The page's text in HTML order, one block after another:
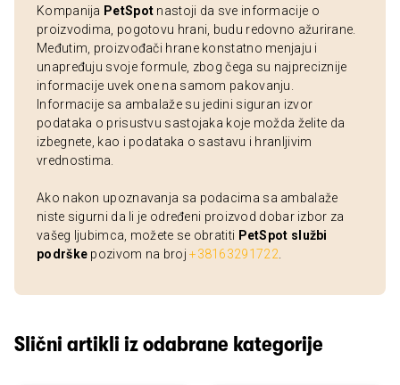
Kompanija PetSpot nastoji da sve informacije o
proizvodima, pogotovu hrani, budu redovno ažurirane.
Međutim, proizvođači hrane konstatno menjaju i
unapređuju svoje formule, zbog čega su najpreciznije
informacije uvek one na samom pakovanju.
Informacije sa ambalaže su jedini siguran izvor
podataka o prisustvu sastojaka koje možda želite da
izbegnete, kao i podataka o sastavu i hranljivim
vrednostima.
Ako nakon upoznavanja sa podacima sa ambalaže
niste sigurni da li je određeni proizvod dobar izbor za
vašeg ljubimca, možete se obratiti PetSpot službi
podrške pozivom na broj+38163291722
Slični artikli iz odabrane kategorije